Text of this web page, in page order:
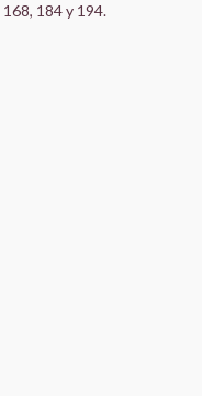
184 y 194.